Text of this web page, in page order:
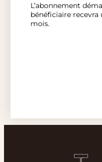
L’abonnement
bénéficiaire recevra
mois.